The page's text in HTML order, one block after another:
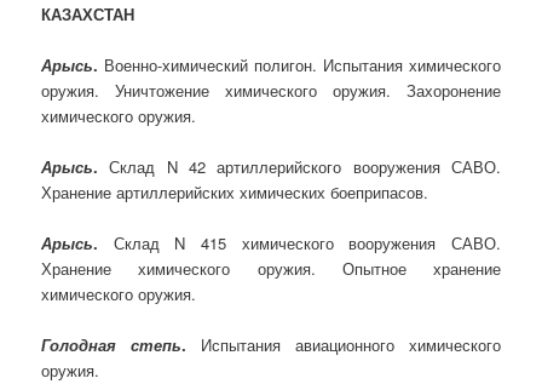
КАЗАХСТАН
Арысь. Военно-химический полигон. Испытания химического
оружия. Уничтожение химического оружия. Захоронение
химического оружия.
Арысь. Склад N 42 артиллерийского вооружения САВО.
Хранение артиллерийских химических боеприпасов.
Арысь. Склад N 415 химического вооружения САВО.
Хранение химического оружия. Опытное хранение
химического оружия.
Голодная степь. Испытания авиационного химического
оружия.